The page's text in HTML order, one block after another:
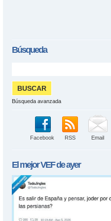
Búsqueda
Búsqueda avanzada
Facebook RSS Email
El mejorVEFde ayer